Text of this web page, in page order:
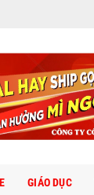
GIÁO DỤC